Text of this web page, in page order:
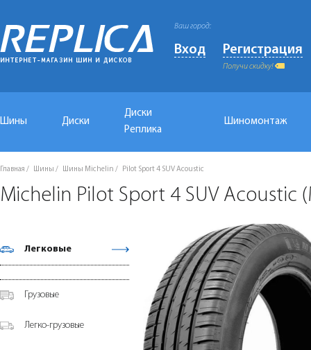
Ваш город:
Вход Регистрация
Получи скидку!
Шины Диски
Диски
Реплика
Шиномонтаж
Главная Шины Шины Michelin Pilot Sport 4 SUV Acoustic
Michelin Pilot Sport 4 SUV Acoustic
Легковые
Грузовые
Легко-грузовые